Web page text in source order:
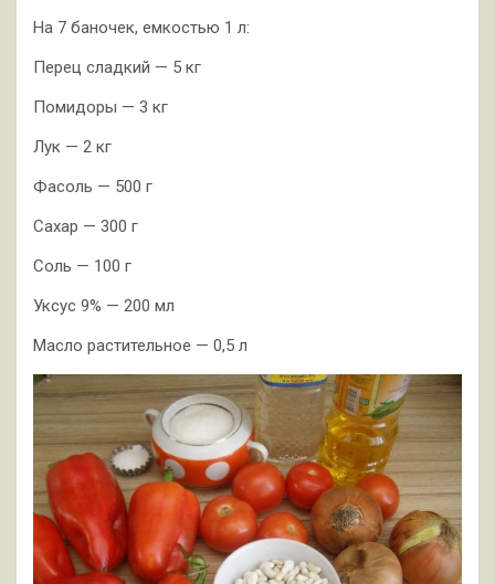
На 7 баночек, емкостью 1 л:
Перец сладкий — 5 кг
Помидоры — 3 кг
Лук — 2 кг
Фасоль — 500 г
Сахар — 300 г
Соль — 100 г
Уксус 9% — 200 мл
Масло растительное — 0,5 л